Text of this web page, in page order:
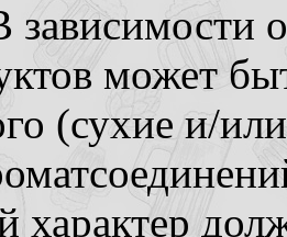
зависимости
может
(сухие и/
характер